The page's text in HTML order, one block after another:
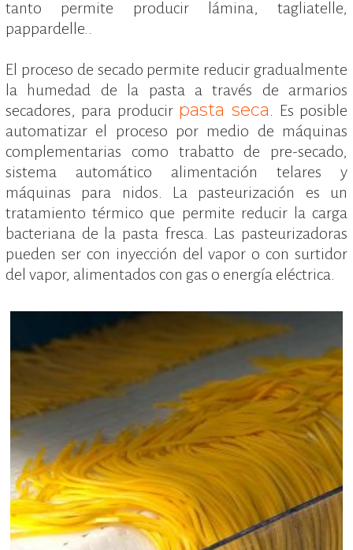
tanto permite producir lámina, tagliatelle,
pappardelle..
El proceso de secado permite reducir gradualmente
la humedad de la pasta a través de armarios
secadores, para producir pasta seca
. Es posible
automatizar el proceso por medio de máquinas
complementarias como trabatto de pre-secado,
sistema automático alimentación telares y
máquinas para nidos. La pasteurización es un
tratamiento térmico que permite reducir la carga
bacteriana de la pasta fresca. Las pasteurizadoras
pueden ser con inyección del vapor o con surtidor
del vapor, alimentados con gas o energía eléctrica.